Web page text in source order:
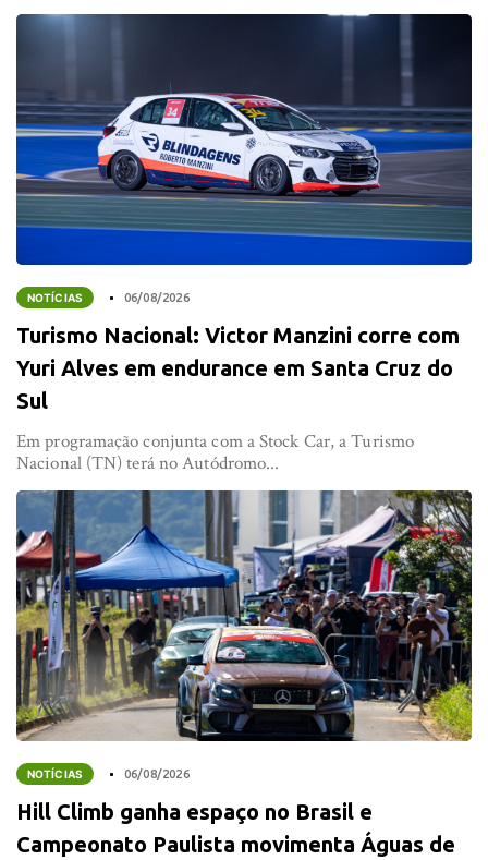
NOTÍCIAS 06/08/2026
Turismo Nacional: Victor Manzini corre com
Yuri Alves em endurance em Santa Cruz do
Sul
Em programação conjunta com a Stock Car, a Turismo
Nacional (TN) terá no Autódromo...
NOTÍCIAS 06/08/2026
Hill Climb ganha espaço no Brasil e
Campeonato Paulista movimenta Águas de